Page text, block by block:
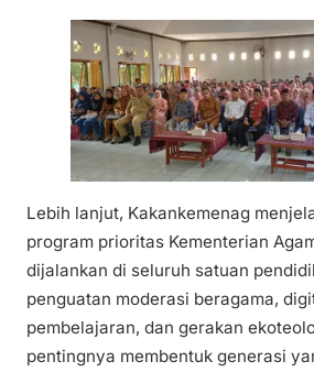
Lebih lanjut, Kakankemenag
program prioritas Kementerian
dijalankan di seluruh satuan
penguatan moderasi beragama,
pembelajaran, dan gerakan
pentingnya membentuk generasi